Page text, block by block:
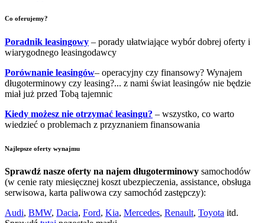
Co oferujemy?
Poradnik leasingowy – porady ułatwiające wybór dobrej oferty i
wiarygodnego leasingodawcy
Porównanie leasingów– operacyjny czy finansowy? Wynajem
długoterminowy czy leasing?... z nami świat leasingów nie będzie
miał już przed Tobą tajemnic
Kiedy możesz nie otrzymać leasingu? – wszystko, co warto
wiedzieć o problemach z przyznaniem finansowania
Najlepsze oferty wynajmu
Sprawdź nasze oferty na najem długoterminowy samochodów
(w cenie raty miesięcznej koszt ubezpieczenia, assistance, obsługa
serwisowa, karta paliwowa czy samochód zastępczy):
Audi, BMW, Dacia, Ford, Kia, Mercedes, Renault, Toyota itd.